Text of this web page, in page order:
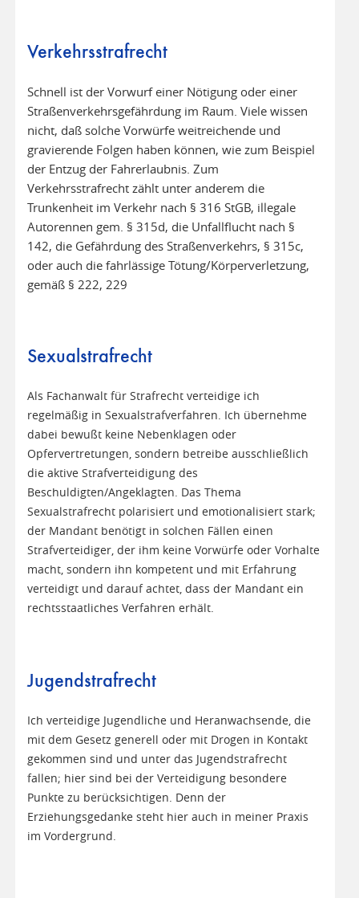
Verkehrsstrafrecht
Schnell ist der Vorwurf einer Nötigung oder einer
Straßenverkehrsgefährdung im Raum. Viele wissen
nicht, daß solche Vorwürfe weitreichende und
gravierende Folgen haben können, wie zum Beispiel
der Entzug der Fahrerlaubnis. Zum
Verkehrsstrafrecht zählt unter anderem die
Trunkenheit im Verkehr nach § 316 StGB, illegale
Autorennen gem. § 315d, die Unfallflucht nach §
142, die Gefährdung des Straßenverkehrs, § 315c,
oder auch die fahrlässige Tötung/Körperverletzung,
gemäß § 222, 229
Sexualstrafrecht
Als Fachanwalt für Strafrecht verteidige ich
regelmäßig in Sexualstrafverfahren. Ich übernehme
dabei bewußt keine Nebenklagen oder
Opfervertretungen, sondern betreibe ausschließlich
die aktive Strafverteidigung des
Beschuldigten/Angeklagten. Das Thema
Sexualstrafrecht polarisiert und emotionalisiert stark;
der Mandant benötigt in solchen Fällen einen
Strafverteidiger, der ihm keine Vorwürfe oder Vorhalte
macht, sondern ihn kompetent und mit Erfahrung
verteidigt und darauf achtet, dass der Mandant ein
rechtsstaatliches Verfahren erhält.
Jugendstrafrecht
Ich verteidige Jugendliche und Heranwachsende, die
mit dem Gesetz generell oder mit Drogen in Kontakt
gekommen sind und unter das Jugendstrafrecht
fallen; hier sind bei der Verteidigung besondere
Punkte zu berücksichtigen. Denn der
Erziehungsgedanke steht hier auch in meiner Praxis
im Vordergrund.